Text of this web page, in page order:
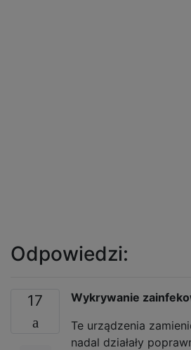
Odpowiedzi:
17
Wykrywanie
Te urządzenia
nadal działały